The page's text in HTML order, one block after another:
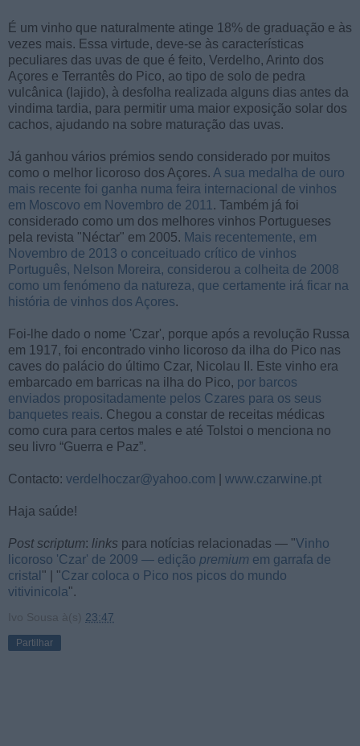
É um vinho que naturalmente atinge 18% de graduação e às
vezes mais. Essa virtude, deve-se às características
peculiares das uvas de que é feito, Verdelho, Arinto dos
Açores e Terrantês do Pico, ao tipo de solo de pedra
vulcânica (lajido), à desfolha realizada alguns dias antes da
vindima tardia, para permitir uma maior exposição solar dos
cachos, ajudando na sobre maturação das uvas.
Já ganhou vários prémios sendo considerado por muitos
como o melhor licoroso dos Açores. A sua medalha de ouro
mais recente foi ganha numa feira internacional de vinhos
em Moscovo em Novembro de 2011 . Também já foi
considerado como um dos melhores vinhos Portugueses
pela revista "Néctar" em 2005. Mais recentemente, em
Novembro de 2013 o conceituado crítico de vinhos
Português, Nelson Moreira, considerou a colheita de 2008
como um fenómeno da natureza, que certamente irá ficar na
história de vinhos dos Açores.
Foi-lhe dado o nome 'Czar', porque após a revolução Russa
em 1917, foi encontrado vinho licoroso da ilha do Pico nas
caves do palácio do último Czar, Nicolau II. Este vinho era
embarcado em barricas na ilha do Pico, por barcos
enviados propositadamente pelos Czares para os seus
banquetes reais. Chegou a constar de receitas médicas
como cura para certos males e até Tolstoi o menciona no
seu livro “Guerra e Paz”.
Contacto: verdelhoczar@yahoo.com www.czarwine.pt
Haja saúde!
Post scriptum: links para notícias relacionadas — "Vinho
licoroso 'Czar' de 2009 — edição premium em garrafa de
cristal " | "Czar coloca o Pico nos picos do mundo
vitivinicola".
Ivo Sousa à(s) 23:47
Partilhar